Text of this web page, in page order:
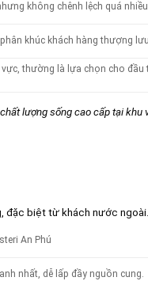
không chênh lệch quá
khúc khách hàng thượng
thường là lựa chọn cho đầu
lượng sống cao cấp tại khu
đặc biệt từ khách nước ngoài.
An Phú
nhất, dễ lấp đầy nguồn cung.